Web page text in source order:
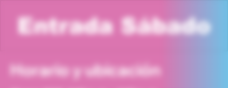
Entrada Sábado
Horario y ubicación